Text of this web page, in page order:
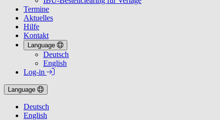
Termine
Aktuelles
Hilfe
Kontakt
Language
Deutsch
English
Log-in
Language
Deutsch
English